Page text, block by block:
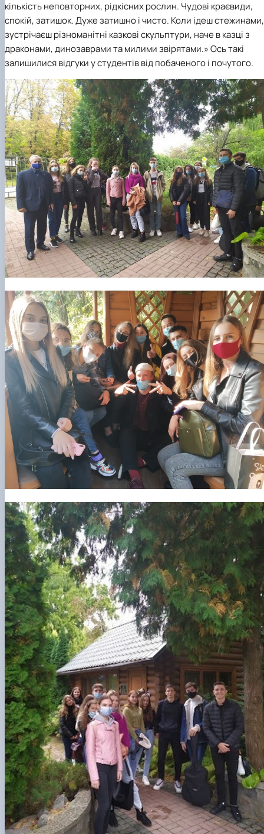
кількість неповторних, рідкісних рослин. Чудові краєвиди,
спокій, затишок. Дуже затишно і чисто. Коли ідеш стежинами,
зустрічаєш різноманітні казкові скульптури, наче в казці з
драконами, динозаврами та милими звірятами.» Ось такі
залишилися відгуки у студентів від побаченого і почутого.